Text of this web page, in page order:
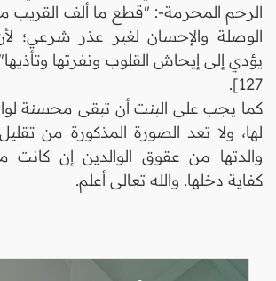
الرحم المحرمة-: "قطع ما ألف القريب
الوصلة والإحسان لغير عذر شرعي؛
127].
كما يجب على البنت أن تبقى محسنة
لها، ولا تعد الصورة المذكورة من
والدتها من عقوق الوالدين إن كانت
كفاية دخلها. والله تعالى أعلم.